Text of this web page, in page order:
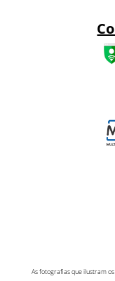
As fotografias que ilustram